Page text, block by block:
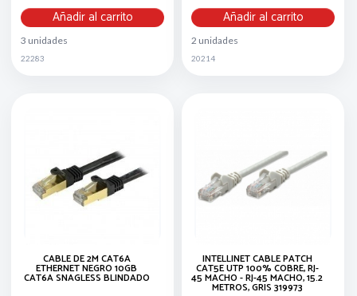
Añadir al carrito
3 unidades
22283
Añadir al carrito
2 unidades
20214
CABLE DE 2M CAT6A
ETHERNET NEGRO 10GB
CAT6A SNAGLESS BLINDADO
INTELLINET CABLE PATCH
CAT5E UTP 100% COBRE, RJ-
45 MACHO - RJ-45 MACHO, 15.2
METROS, GRIS 319973